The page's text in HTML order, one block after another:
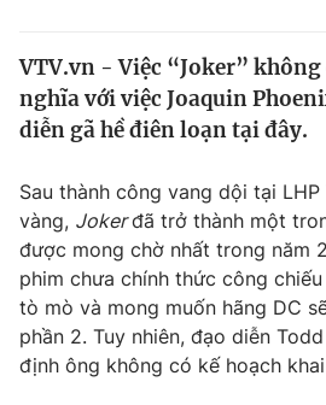
Thế giới
Thế giới đó đây
Câu chuyện quốc tế
Kinh tế
Tài chính
Thị trường
Góc doanh nghiệp
Dữ liệu và đời sống
Truyền hình
Phim VTV
VTV.vn - Việc “Joker”
nghĩa với việc Joaquin
diễn gã hề điên loạn tại đây.
Sau thành công vang dội tại
vàng, Jokerđã trở thành một
được mong chờ nhất trong năm
phim chưa chính thức công
tò mò và mong muốn hãng DC
phần 2. Tuy nhiên, đạo diễn
định ông không có kế hoạch